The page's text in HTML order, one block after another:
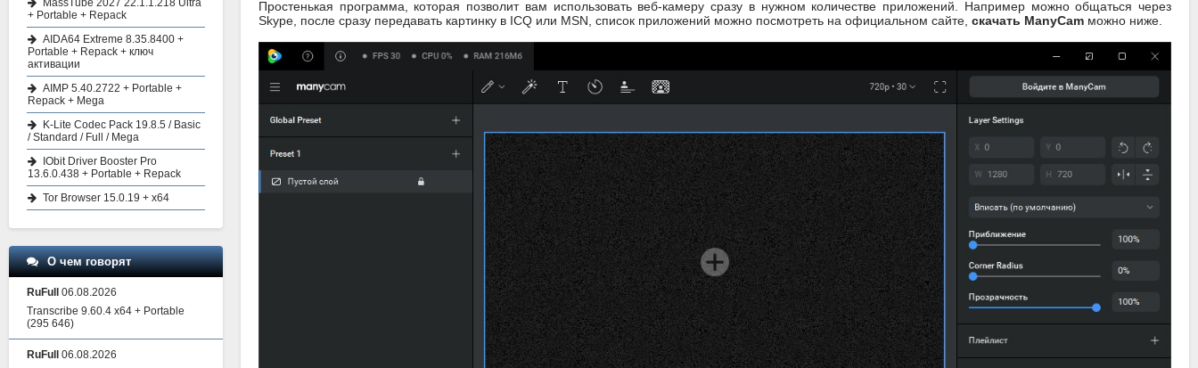
Простенькая программа, которая позволит вам использовать веб-камеру сразу в нужном количестве приложений. Например можно общаться через
Skype, после сразу передавать картинку в ICQ или MSN, список приложений можно посмотреть на официальном сайте, скачать ManyCam можно ниже.
MassTube 2027 22.1.1.218 Ultra
+ Portable + Repack
AIDA64 Extreme 8.35.8400 +
Portable + Repack + ключ
активации
AIMP 5.40.2722 + Portable +
Repack + Mega
K-Lite Codec Pack 19.8.5 / Basic
/ Standard / Full / Mega
IObit Driver Booster Pro
13.6.0.438 + Portable + Repack
Tor Browser 15.0.19 + x64
О чем говорят
RuFull
06.08.2026
Transcribe 9.60.4 x64 + Portable
(295 646)
RuFull
06.08.2026